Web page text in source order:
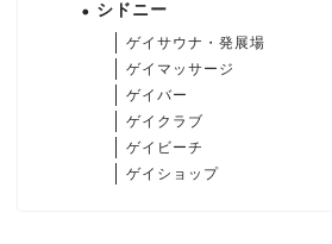
シドニー
ゲイサウナ・発展場
ゲイマッサージ
ゲイバー
ゲイクラブ
ゲイビーチ
ゲイショップ